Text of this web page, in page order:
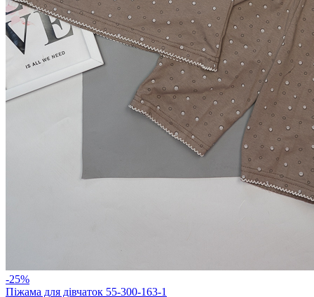
-25%
Піжама для дівчаток 55-300-163-1